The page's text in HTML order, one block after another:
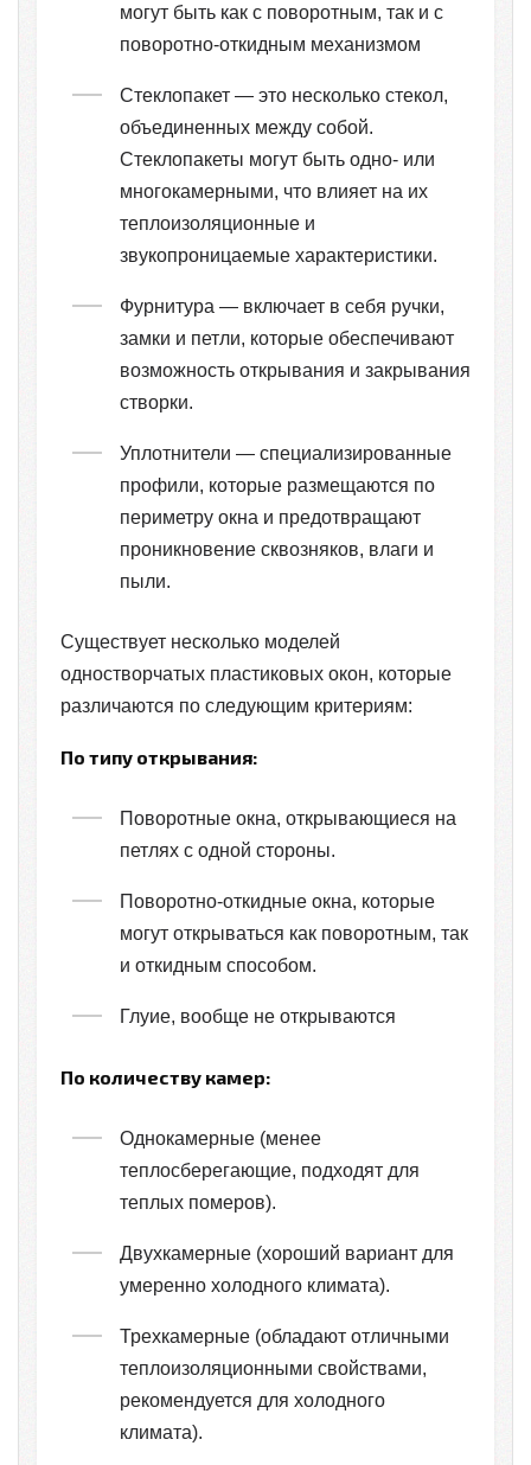
могут быть как с поворотным, так и с
поворотно-откидным механизмом
Стеклопакет — это несколько стекол,
объединенных между собой.
Стеклопакеты могут быть одно- или
многокамерными, что влияет на их
теплоизоляционные и
звукопроницаемые характеристики.
Фурнитура — включает в себя ручки,
замки и петли, которые обеспечивают
возможность открывания и закрывания
створки.
Уплотнители — специализированные
профили, которые размещаются по
периметру окна и предотвращают
проникновение сквозняков, влаги и
пыли.
Существует несколько моделей
одностворчатых пластиковых окон, которые
различаются по следующим критериям:
По типу открывания:
Поворотные окна, открывающиеся на
петлях с одной стороны.
Поворотно-откидные окна, которые
могут открываться как поворотным, так
и откидным способом.
Глуие, вообще не открываются
По количеству камер:
Однокамерные (менее
теплосберегающие, подходят для
теплых померов).
Двухкамерные (хороший вариант для
умеренно холодного климата).
Трехкамерные (обладают отличными
теплоизоляционными свойствами,
рекомендуется для холодного
климата).